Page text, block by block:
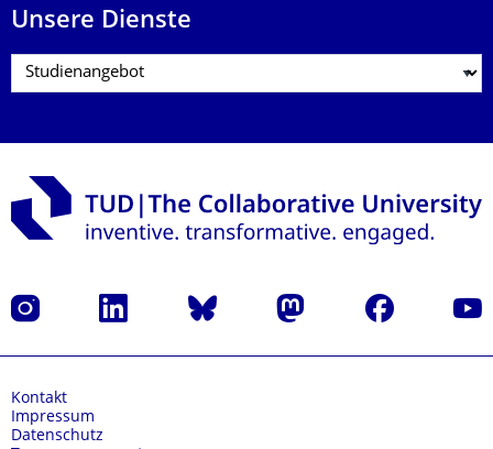
Unsere Dienste
Instagram LinkedIn Bluesky Mastodon Facebook
Kontakt
Impressum
Datenschutz